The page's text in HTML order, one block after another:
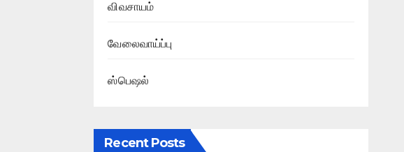
விவசாயம்
வேலைவாய்ப்பு
ஸ்பெஷல்
Recent Posts